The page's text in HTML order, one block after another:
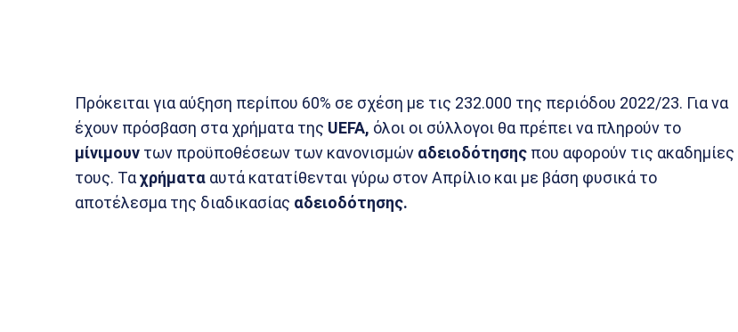
Πρόκειται για αύξηση περίπου 60% σε σχέση με τις 232.000 της περιόδου 2022/23. Για να
έχουν πρόσβαση στα χρήματα της UEFA, όλοι οι σύλλογοι θα πρέπει να πληρούν το
μίνιμουν των προϋποθέσεων των κανονισμών αδειοδότησης που αφορούν τις ακαδημίες
τους. Ταχρήματα αυτά κατατίθενται γύρω στον Απρίλιο και με βάση φυσικά το
αποτέλεσμα της διαδικασίας αδειοδότησης.